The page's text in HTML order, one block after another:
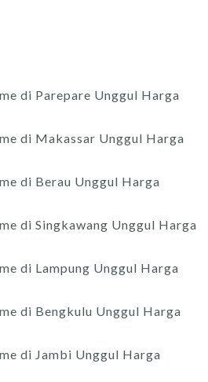
di Parepare Unggul Harga
di Makassar Unggul Harga
di Berau Unggul Harga
di Singkawang Unggul Harga
di Lampung Unggul Harga
di Bengkulu Unggul Harga
di Jambi Unggul Harga